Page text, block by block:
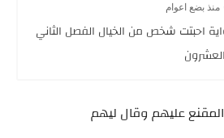
منذ بضع اعوام
احبتت شخص من الخيال الفصل الثاني
عليهم وقال ليهم